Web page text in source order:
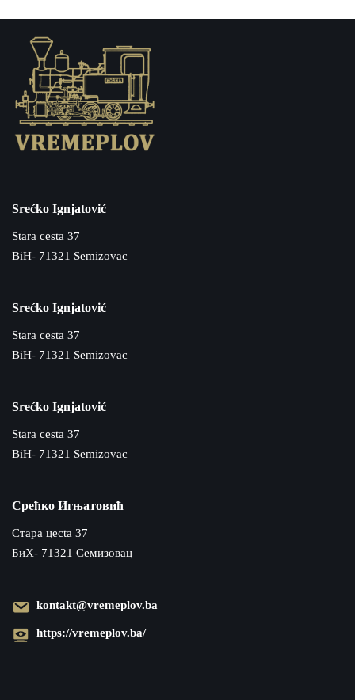
Srećko Ignjatović
Stara cesta 37
BiH- 71321 Semizovac
Srećko Ignjatović
Stara cesta 37
BiH- 71321 Semizovac
Srećko Ignjatović
Stara cesta 37
BiH- 71321 Semizovac
Срећко Игњатовић
Cтара цecta 37
БиХ- 71321 Семизовац
kontakt@vremeplov.ba
https://vremeplov.ba/